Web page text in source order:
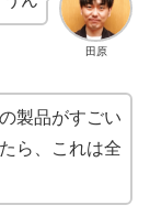
田原
製品がすごい
ら、これは全